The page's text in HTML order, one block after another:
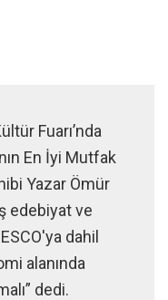
Fuarı’nda
En İyi Mutfak
Yazar Ömür
edebiyat ve
dahil
alanında
dedi.